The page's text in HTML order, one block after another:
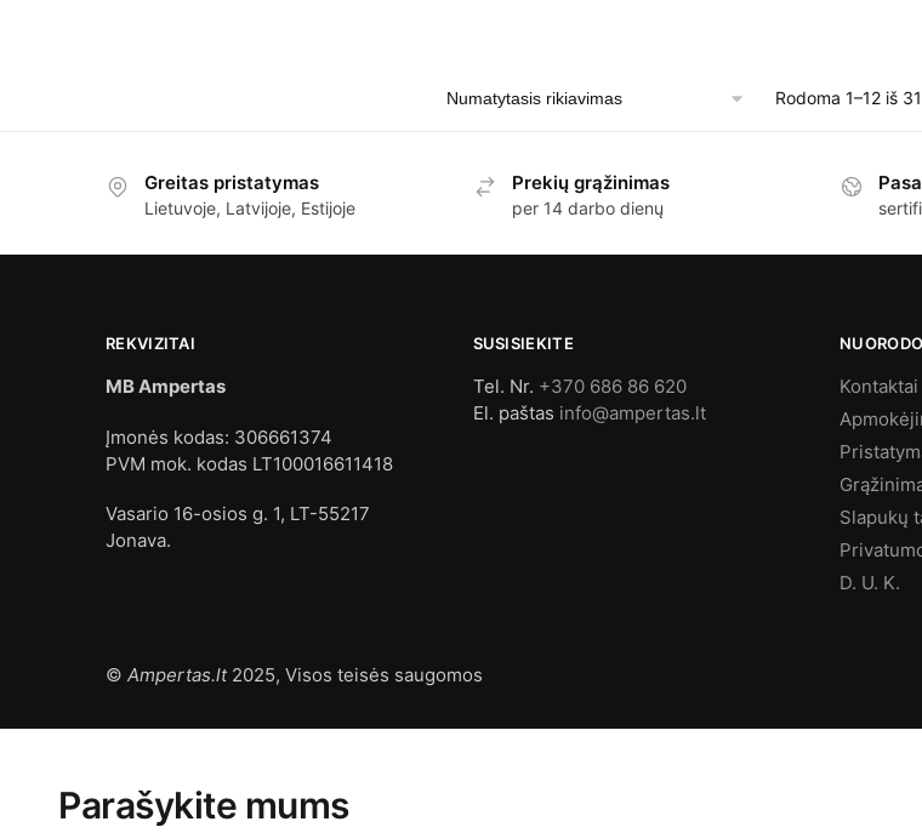
Rodoma 1–12 iš 31
Greitas pristatymas
Lietuvoje, Latvijoje, Estijoje
Prekių grąžinimas
per 14 darbo dienų
REKVIZITAI
MB Ampertas
Įmonės kodas: 306661374
PVM mok. kodas LT100016611418
Vasario 16-osios g. 1, LT-55217
Jonava.
SUSISIEKITE
Tel. Nr. +370 686 86 620
El. paštas info@ampertas.lt
Kontaktai
Slapukų
D. U. K.
© Ampertas.lt2025, Visos teisės saugomos
Parašykite mums